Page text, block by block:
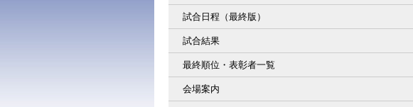
試合日程（最終版）
試合結果
最終順位・表彰者一覧
会場案内